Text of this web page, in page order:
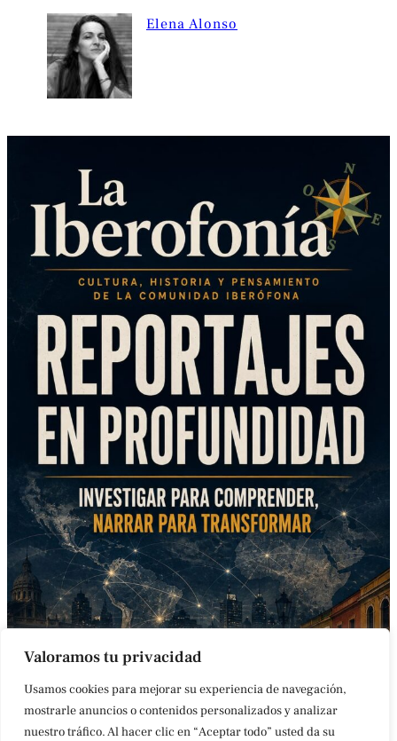
Valoramos tu privacidad
Usamos cookies para mejorar su experiencia de navegación,
mostrarle anuncios o contenidos personalizados y analizar
nuestro tráfico. Al hacer clic en “Aceptar todo” usted da su
Elena Alonso